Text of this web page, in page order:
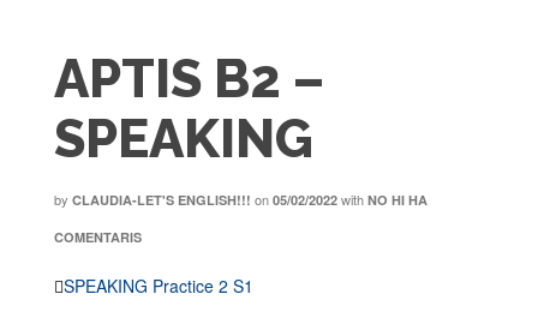
APTIS B2 –
SPEAKING
by CLAUDIA-LET'S ENGLISH!!! on 05/02/2022 with NO HI HA
COMENTARIS
SPEAKING Practice 2 S1